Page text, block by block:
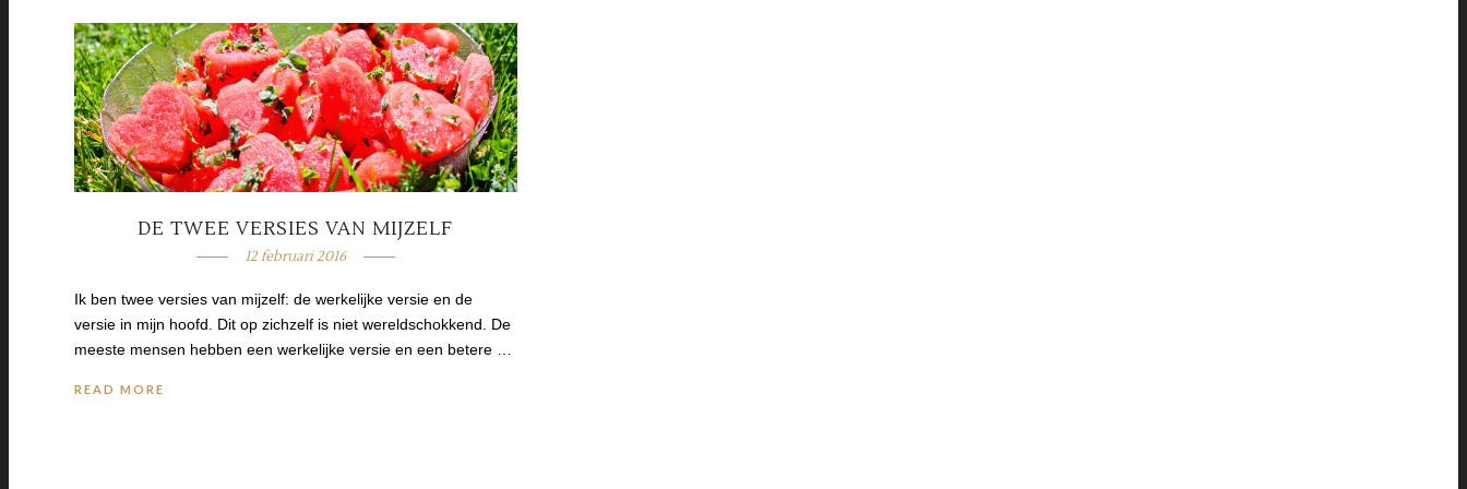
DE TWEE VERSIES VAN MIJZELF
12 februari 2016
Ik ben twee versies van mijzelf: de werkelijke versie en de
versie in mijn hoofd. Dit op zichzelf is niet wereldschokkend. De
meeste mensen hebben een werkelijke versie en een betere …
READ MORE